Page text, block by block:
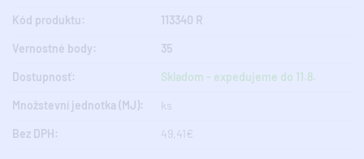
Kód produktu: 113340 R
Vernostné body: 35
Dostupnosť: Skladom - expedujeme do 11.8.
Množstevní jednotka (MJ): ks
Bez DPH: 49,41€